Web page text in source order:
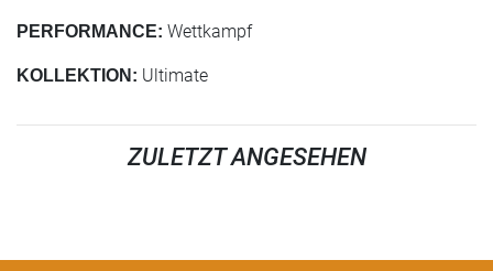
PERFORMANCE: Wettkampf
KOLLEKTION: Ultimate
ZULETZT ANGESEHEN